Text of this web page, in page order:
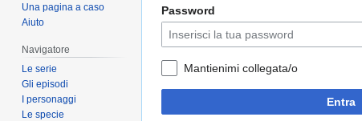
Password
Mantienimi collegata/o
Entra
Una pagina a caso
Aiuto
Navigatore
Le serie
Gli episodi
I personaggi
Le specie